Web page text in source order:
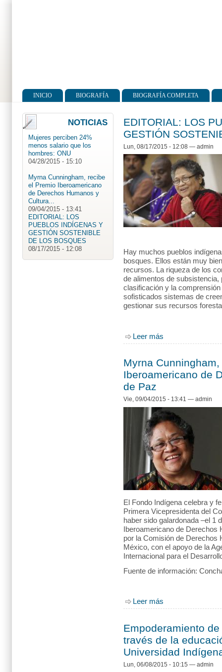
Menú principal
INICIO BIOGRAFÍA BIOGRAFÍA COMPLETA
EDITORIAL: LOS
GESTIÓN
Lun, 08/17/2015 - 12:08 — admin
Hay muchos pueblos
bosques. Ellos están muy
recursos. La riqueza de los
de alimentos de
clasificación y la
sofisticados sistemas de
gestionar sus recursos
Leer más
Myrna
Iberoamericano de
de Paz
Vie, 09/04/2015 - 13:41 — admin
El Fondo Indígena celebra y
Primera Vicepresidenta del
haber sido galardonada –el 1
Iberoamericano de Derechos
por la Comisión de Derechos
México, con el apoyo de la
Internacional para el
Fuente de información:
Leer más
Empoderamiento
través de la
Universidad
Lun, 06/08/2015 - 10:15 — admin
NOTICIAS
Mujeres perciben 24%
menos salario que los
hombres: ONU
04/28/2015 - 15:10
Myrna Cunningham, recibe
de Derechos Humanos y
Cultura...
09/04/2015 - 13:41
EDITORIAL: LOS
PUEBLOS INDÍGENAS Y
GESTIÓN SOSTENIBLE
DE LOS BOSQUES
08/17/2015 - 12:08
Empoderamiento de las
Mujeres Indígenas a través
de la...